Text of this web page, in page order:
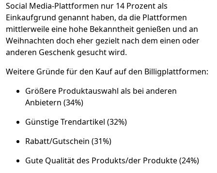
Social Media-Plattformen nur 14 Prozent als
Einkaufgrund genannt haben, da die Plattformen
mittlerweile eine hohe Bekanntheit genießen und an
Weihnachten doch eher gezielt nach dem einen oder
anderen Geschenk gesucht wird.
Weitere Gründe für den Kauf auf den Billigplattformen:
Größere Produktauswahl als bei anderen
Anbietern (34%)
Günstige Trendartikel (32%)
Rabatt/Gutschein (31%)
Gute Qualität des Produkts/der Produkte (24%)